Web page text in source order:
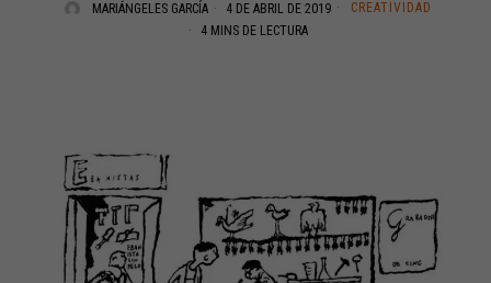
MARIÁNGELES GARCÍA 4 DE ABRIL DE 2019
CREATIVIDAD
4 MINS DE LECTURA